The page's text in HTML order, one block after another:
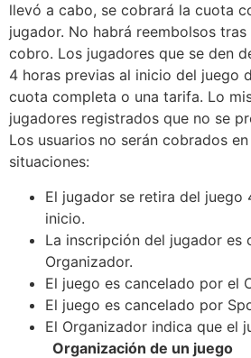
llevó a cabo, se cobrará la cuota
jugador. No habrá reembolsos
cobro. Los jugadores que se den
4 horas previas al inicio del juego
cuota completa o una tarifa. Lo
jugadores registrados que no se
Los usuarios no serán cobrados
situaciones:
El jugador se retira del juego
inicio.
La inscripción del jugador es
Organizador.
El juego es cancelado por el
El juego es cancelado por
El Organizador indica que el
Organización de un juego